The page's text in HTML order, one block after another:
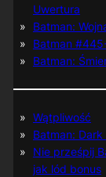
Uwertura
Batman:
Batman
Batman:
Wątpliwość
Batman:
Nie prześpij
jak lód bonus